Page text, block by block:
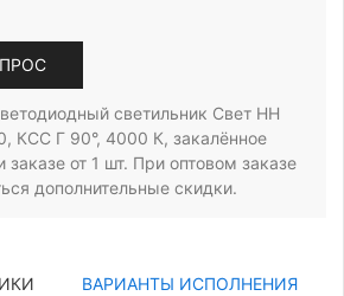
светильник Свет НН
КСС Г 90°, 4000 К, закалённое
заказе от 1 шт. При оптовом заказе
дополнительные скидки.
ВАРИАНТЫ ИСПОЛНЕНИЯ